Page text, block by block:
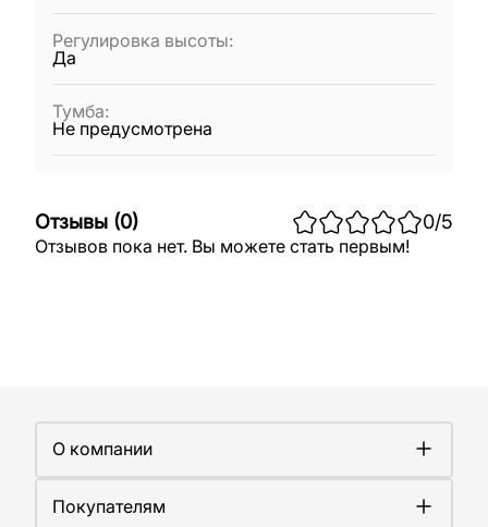
Регулировка высоты:
Да
Тумба:
Не предусмотрена
Отзывы (0) 0/5
Отзывов пока нет. Вы можете стать первым!
О компании
Работа у нас
Покупателям